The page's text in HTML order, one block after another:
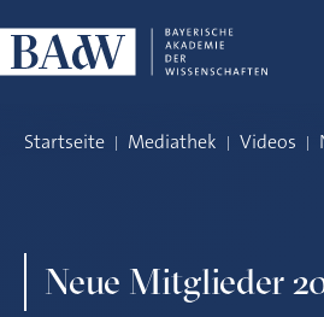
Startseite Mediathek Videos
Neue Mitglieder